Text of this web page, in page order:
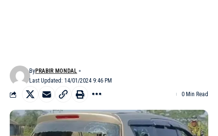
Last Updated: 14/01/2024 9:46 PM
ByPRABIR MONDAL
0 Min Read